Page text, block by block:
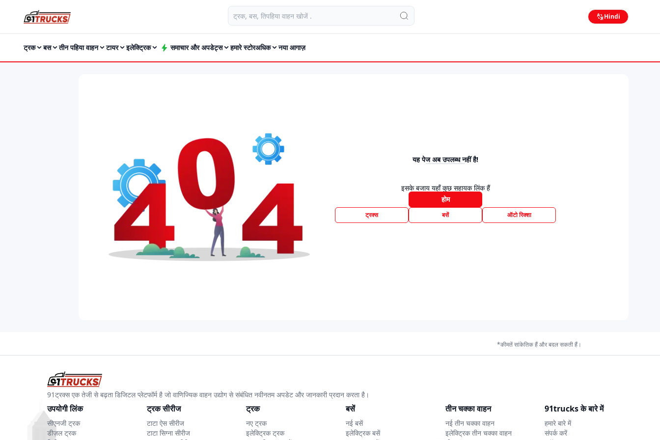
Hindi
ट्रक बस तीन पहिया वाहन टायर इलेक्ट्रिक समाचार और अपडेट्स हमारे स्टोरअधिक नया आगाज़
यह पेज अब उपलब्ध नहीं है!
इसके बजाय यहाँ कुछ सहायक लिंक हैं
होम
ट्रक्स बसें ऑटो रिक्शा
*कीमतें सांकेतिक हैं और बदल सकती हैं।
91ट्रक्स एक तेजी से बढ़ता डिजिटल प्लेटफॉर्म है जो वाणिज्यिक वाहन उद्योग से संबंधित नवीनतम अपडेट और जानकारी प्रदान करता है।
उपयोगी लिंक
सीएनजी ट्रक
डीज़ल ट्रक
ट्रक सीरीज
टाटा ऐस सीरीज
टाटा सिग्ना सीरीज
ट्रक
नए ट्रक
इलेक्ट्रिक ट्रक
बसें
नई बसें
इलेक्ट्रिक बसें
तीन चक्का वाहन
नई तीन चक्का वाहन
इलेक्ट्रिक तीन चक्का वाहन
91trucks के बारे में
हमारे बारे में
संपर्क करें